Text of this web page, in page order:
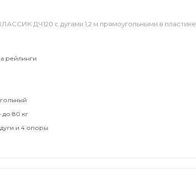
ДЧ120 с дугами 1,2 м прямоугольными в пластике
рейлинги
до 80 кг
и 4 опоры